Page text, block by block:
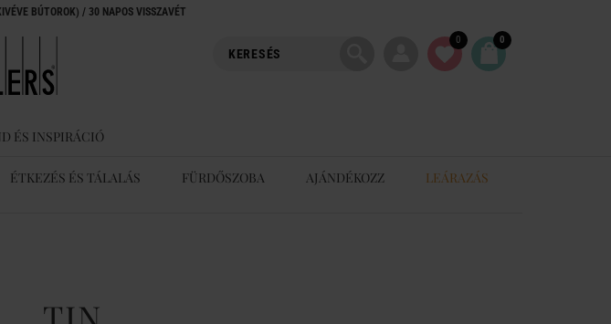
BÚTOROK) / 30 NAPOS VISSZAVÉT
0 0
ÉS INSPIRÁCIÓ
ÉTKEZÉS ÉS TÁLALÁS FÜRDŐSZOBA AJÁNDÉKOZZ LEÁRAZÁS